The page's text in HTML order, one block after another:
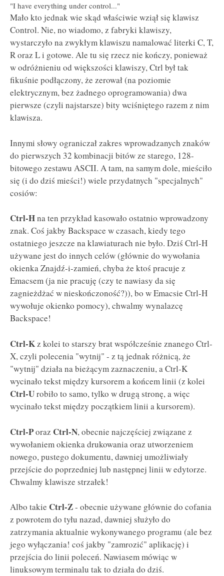
"I have everything under control..."
Mało kto jednak wie skąd właściwie wziął się klawisz
Control. Nie, no wiadomo, z fabryki klawiszy,
wystarczyło na zwykłym klawiszu namalować literki C, T,
R oraz L i gotowe. Ale tu się rzecz nie kończy, ponieważ
w odróżnieniu od większości klawiszy, Ctrl był tak
fikuśnie podłączony, że zerował (na poziomie
elektrycznym, bez żadnego oprogramowania) dwa
pierwsze (czyli najstarsze) bity wciśniętego razem z nim
klawisza.
Innymi słowy ograniczał zakres wprowadzanych znaków
do pierwszych 32 kombinacji bitów ze starego, 128-
bitowego zestawu ASCII. A tam, na samym dole, mieściło
się (i do dziś mieści!) wiele przydatnych "specjalnych"
cosiów:
Ctrl-Hna ten przykład kasowało ostatnio wprowadzony
znak. Coś jakby Backspace w czasach, kiedy tego
ostatniego jeszcze na klawiaturach nie było. Dziś Ctrl-H
używane jest do innych celów (głównie do wywołania
okienka Znajdź-i-zamień, chyba że ktoś pracuje z
Emacsem (ja nie pracuję (czy te nawiasy da się
zagnieżdżać w nieskończoność?)), bo w Emacsie Ctrl-H
wywołuje okienko pomocy), chwalmy wynalazcę
Backspace!
Ctrl-Kz kolei to starszy brat współcześnie znanego Ctrl-
X, czyli polecenia "wytnij" - z tą jednak różnicą, że
"wytnij" działa na bieżącym zaznaczeniu, a Ctrl-K
wycinało tekst między kursorem a końcem linii (z kolei
Ctrl-Urobiło to samo, tylko w drugą stronę, a więc
wycinało tekst między początkiem linii a kursorem).
Ctrl-Poraz Ctrl-N, obecnie najczęściej związane z
wywołaniem okienka drukowania oraz utworzeniem
nowego, pustego dokumentu, dawniej umożliwiały
przejście do poprzedniej lub następnej linii w edytorze.
Chwalmy klawisze strzałek!
Albo takie Ctrl-Z- obecnie używane głównie do cofania
z powrotem do tyłu nazad, dawniej służyło do
zatrzymania aktualnie wykonywanego programu (ale bez
jego wyłączania! coś jakby "zamrozić" aplikację) i
przejścia do linii poleceń. Nawiasem mówiąc w
linuksowym terminalu tak to działa do dziś.